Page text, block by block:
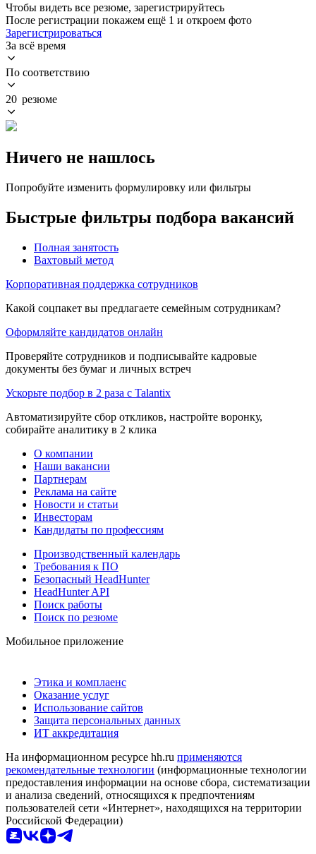
Чтобы видеть все резюме, зарегистрируйтесь
После регистрации покажем ещё 1 и откроем фото
Зарегистрироваться
За всё время
По соответствию
20 резюме
Ничего не нашлось
Попробуйте изменить формулировку или фильтры
Быстрые фильтры подбора вакансий
Полная занятость
Вахтовый метод
Корпоративная поддержка сотрудников
Какой соцпакет вы предлагаете семейным сотрудникам?
Оформляйте кандидатов онлайн
Проверяйте сотрудников и подписывайте кадровые
документы без бумаг и личных встреч
Ускорьте подбор в 2 раза с Talantix
Автоматизируйте сбор откликов, настройте воронку,
собирайте аналитику в 2 клика
О компании
Наши вакансии
Партнерам
Реклама на сайте
Новости и статьи
Инвесторам
Кандидаты по профессиям
Производственный календарь
Требования к ПО
Безопасный HeadHunter
HeadHunter API
Поиск работы
Поиск по резюме
Мобильное приложение
Этика и комплаенс
Оказание услуг
Использование сайтов
Защита персональных данных
ИТ аккредитация
На информационном ресурсе hh.ru применяются
рекомендательные технологии (информационные технологии
предоставления информации на основе сбора, систематизации
и анализа сведений, относящихся к предпочтениям
пользователей сети «Интернет», находящихся на территории
Российской Федерации)